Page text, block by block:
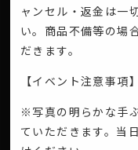
ャンセル・返金は一
い。商品不備等の場
だきます。
【イベント注意事項】
※写真の明らかな手
ていただきます。当